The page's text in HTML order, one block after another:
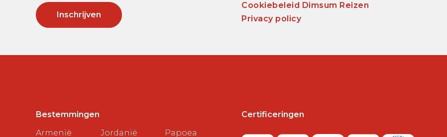
Cookiebeleid Dimsum Reizen
Privacy policy
Bestemmingen
Armenië
Jordanië Papoea
Certificeringen